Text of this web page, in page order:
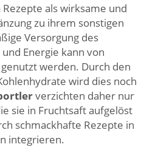
als wirksame und
zu ihrem sonstigen
Versorgung des
Energie kann von
werden. Durch den
wird dies noch
verzichten daher nur
sie in Fruchtsaft aufgelöst
schmackhafte Rezepte in
integrieren.